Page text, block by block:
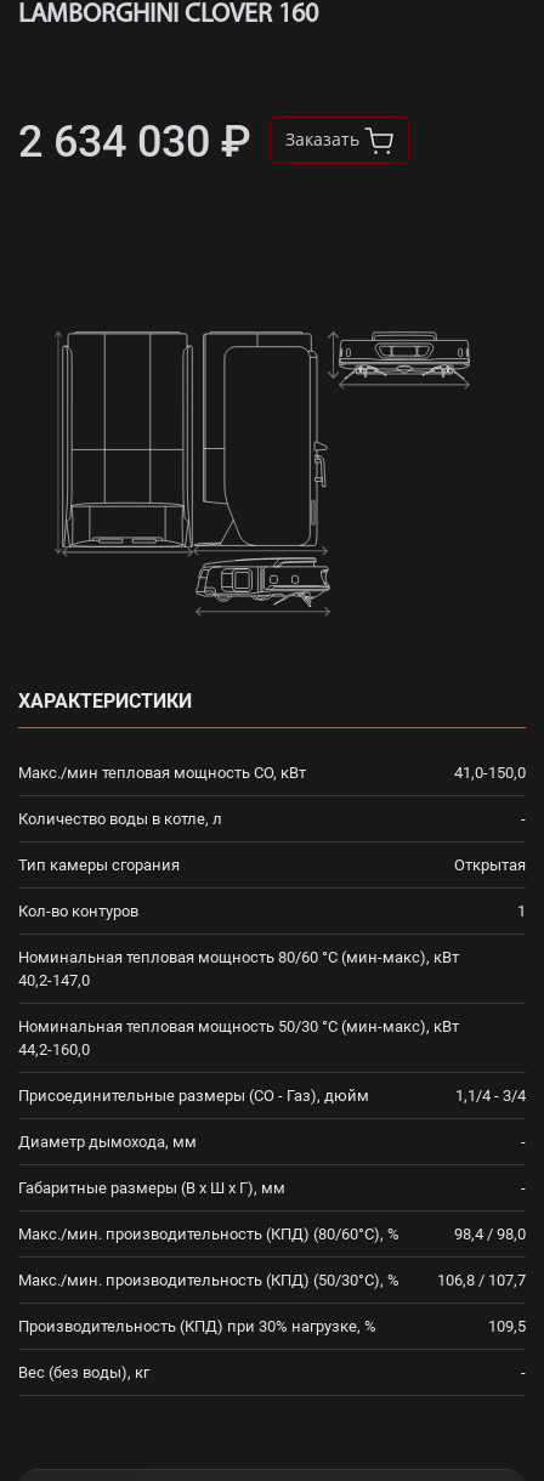
LAMBORGHINI CLOVER 160
2 634 030 ₽ Заказать
ХАРАКТЕРИСТИКИ
Макс./мин тепловая мощность CO, кВт 41,0-150,0
Количество воды в котле, л -
Тип камеры сгорания Открытая
Кол-во контуров 1
Номинальная тепловая мощность 80/60 °С (мин-макс), кВт
40,2-147,0
Номинальная тепловая мощность 50/30 °С (мин-макс), кВт
44,2-160,0
Присоединительные размеры (CО - Газ), дюйм 1,1/4 - 3/4
Диаметр дымохода, мм -
Габаритные размеры (В x Ш x Г), мм -
Макс./мин. производительность (КПД) (80/60°С), % 98,4 / 98,0
Макс./мин. производительность (КПД) (50/30°С), % 106,8 / 107,7
Производительность (КПД) при 30% нагрузке, % 109,5
Вес (без воды), кг -